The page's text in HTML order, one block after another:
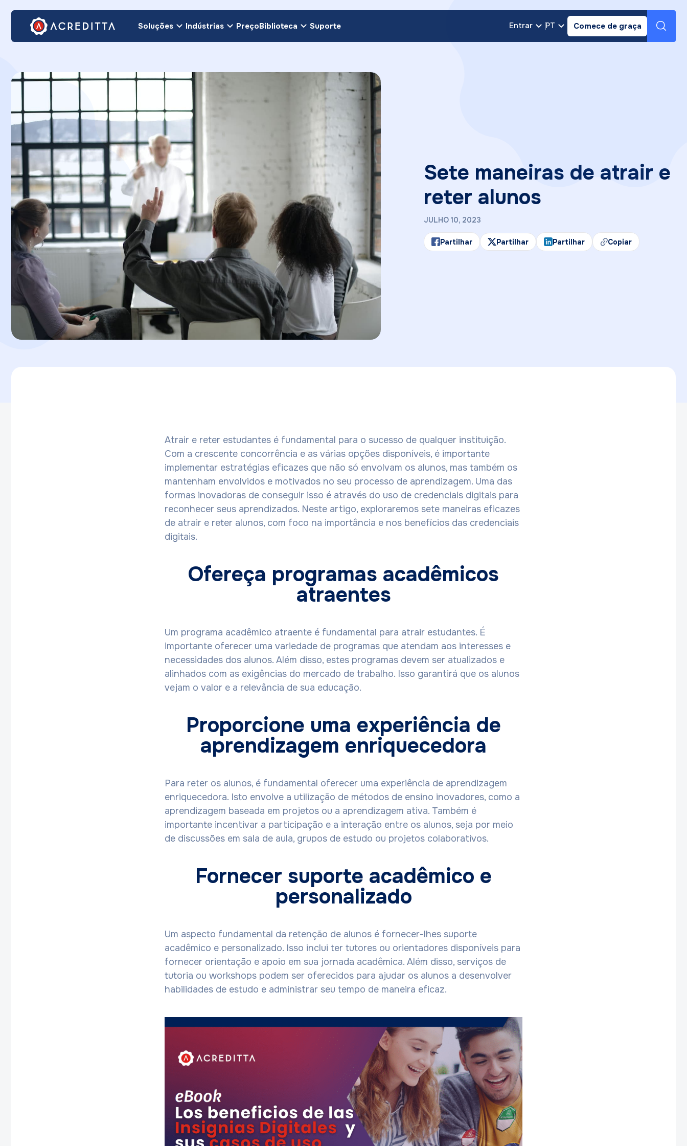
Soluções Indústrias PreçoBiblioteca Suporte Entrar PT Comece de graça
Sete maneiras de atrair e
reter alunos
JULHO 10, 2023
Partilhar Partilhar Partilhar Copiar
Atrair e reter estudantes é fundamental para o sucesso de qualquer instituição.
Com a crescente concorrência e as várias opções disponíveis, é importante
implementar estratégias eficazes que não só envolvam os alunos, mas também os
mantenham envolvidos e motivados no seu processo de aprendizagem. Uma das
formas inovadoras de conseguir isso é através do uso de credenciais digitais para
reconhecer seus aprendizados. Neste artigo, exploraremos sete maneiras eficazes
de atrair e reter alunos, com foco na importância e nos benefícios das credenciais
digitais.
Ofereça programas acadêmicos
atraentes
Um programa acadêmico atraente é fundamental para atrair estudantes. É
importante oferecer uma variedade de programas que atendam aos interesses e
necessidades dos alunos. Além disso, estes programas devem ser atualizados e
alinhados com as exigências do mercado de trabalho. Isso garantirá que os alunos
vejam o valor e a relevância de sua educação.
Proporcione uma experiência de
aprendizagem enriquecedora
Para reter os alunos, é fundamental oferecer uma experiência de aprendizagem
enriquecedora. Isto envolve a utilização de métodos de ensino inovadores, como a
aprendizagem baseada em projetos ou a aprendizagem ativa. Também é
importante incentivar a participação e a interação entre os alunos, seja por meio
de discussões em sala de aula, grupos de estudo ou projetos colaborativos.
Fornecer suporte acadêmico e
personalizado
Um aspecto fundamental da retenção de alunos é fornecer-lhes suporte
acadêmico e personalizado. Isso inclui ter tutores ou orientadores disponíveis para
fornecer orientação e apoio em sua jornada acadêmica. Além disso, serviços de
tutoria ou workshops podem ser oferecidos para ajudar os alunos a desenvolver
habilidades de estudo e administrar seu tempo de maneira eficaz.